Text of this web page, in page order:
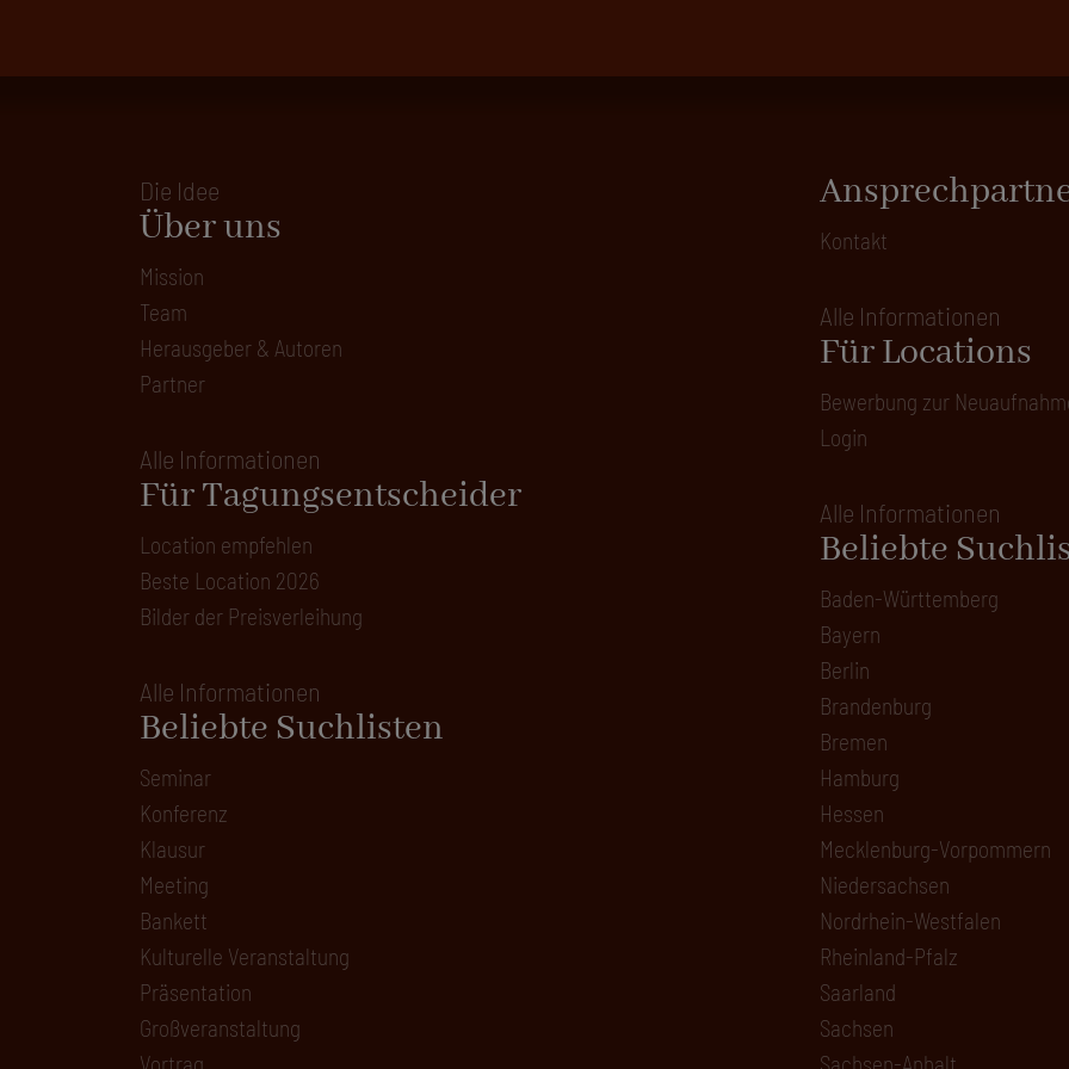
Die Idee
Über uns
Mission
Team
Herausgeber & Autoren
Partner
Alle Informationen
Für Tagungsentscheider
Location empfehlen
Beste Location 2026
Bilder der Preisverleihung
Alle Informationen
Beliebte Suchlisten
Seminar
Konferenz
Klausur
Meeting
Bankett
Kulturelle Veranstaltung
Präsentation
Großveranstaltung
Kontakt
Alle Informationen
Für Locations
Bewerbung zur
Login
Alle Informationen
Beliebte
Baden-Württemberg
Bayern
Berlin
Brandenburg
Bremen
Hamburg
Hessen
Mecklenburg-Vorpommern
Niedersachsen
Nordrhein-Westfalen
Rheinland-Pfalz
Saarland
Sachsen